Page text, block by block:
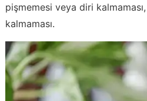
pişmemesi veya diri
kalmaması.